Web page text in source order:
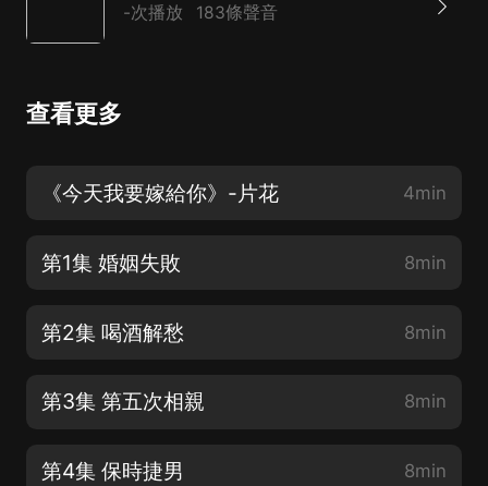
-次播放 183條聲音
查看更多
《今天我要嫁給你》-片花 4min
第1集 婚姻失敗 8min
第2集 喝酒解愁 8min
第3集 第五次相親 8min
第4集 保時捷男 8min